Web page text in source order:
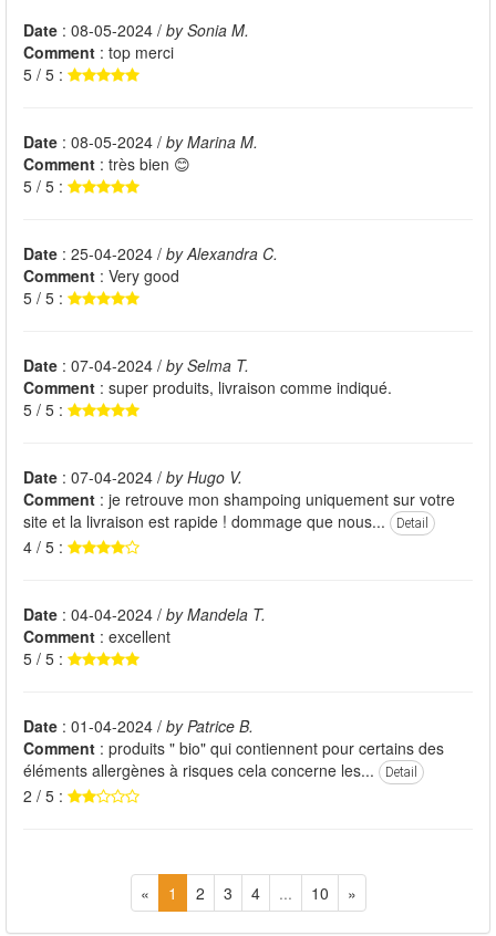
Date : 08-05-2024 / by Sonia M.
Comment : top merci
5 / 5 :
Date : 08-05-2024 / by Marina M.
Comment : très bien 😊
5 / 5 :
Date : 25-04-2024 / by Alexandra C.
Comment : Very good
5 / 5 :
Date : 07-04-2024 / by Selma T.
Comment : super produits, livraison comme indiqué.
5 / 5 :
Date : 07-04-2024 / by Hugo V.
Comment : je retrouve mon shampoing uniquement sur votre
site et la livraison est rapide ! dommage que nous...
Detail
4 / 5 :
Date : 04-04-2024 / by Mandela T.
Comment : excellent
5 / 5 :
Date : 01-04-2024 / by Patrice B.
Comment : produits " bio" qui contiennent pour certains des
éléments allergènes à risques cela concerne les...
Detail
2 / 5 :
« 1 2 3 4 ... 10 »